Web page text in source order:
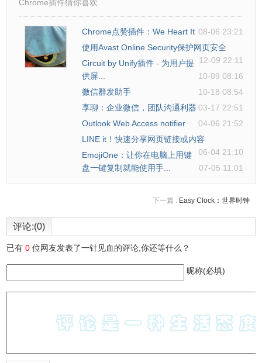
1.Skype插件是一款额可以帮助用户快速访问Skype功能的谷
歌浏览器插件。
2.用户需要注册一个Skype的帐号或者微软的邮箱来使用
Skype的联系方式
1.由 www.skype.com 提供。
Chrome插件猜你喜欢
Chrome点赞插件：We Heart It 08-06 23:21
使用Avast Online Security保护网页安全
12-09 22:11
Circuit by Unify插件 - 为用户提
供屏...
10-09 08:16
微信群发助手
10-18 08:54
享聊：企业微信，团队沟通利器 03-17 22:51
Outlook Web Access notifier
04-06 21:52
LINE it！快速分享网页链接或内容
06-04 21:10
EmojiOne：让你在电脑上用键
盘一键复制就能使用手...
07-05 11:01
下一篇 : Easy Clock：世界时钟
评论:(0)
已有0 位网友发表了一针见血的评论,你还等什么？
昵称(必填)